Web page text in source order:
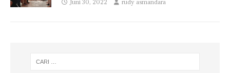
Juni 30, 2022 rudy asmandara